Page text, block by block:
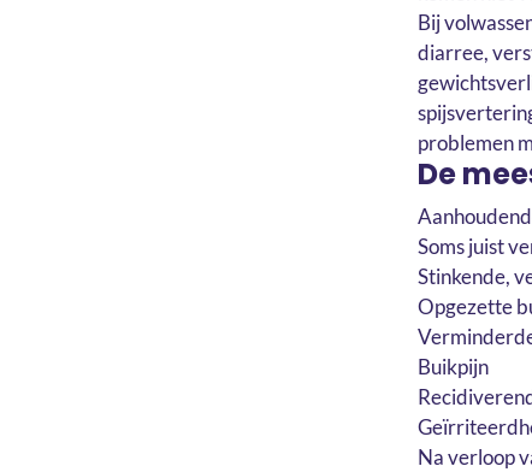
Bij
diarree,
problemen
De
Soms juist
Stinkende,
Opgezette
Buikpijn
Na verloop